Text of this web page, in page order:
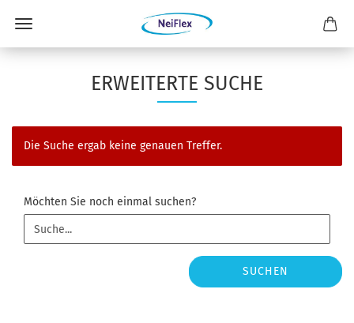
ERWEITERTE SUCHE
Die Suche ergab keine genauen Treffer.
MÖCHTEN
SIE
NOCH
EINMAL
Möchten Sie noch einmal suchen?
SUCHEN